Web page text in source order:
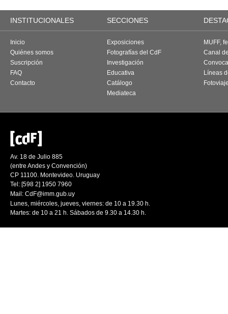
INSTITUCIONALES SECCIONES
Inicio
Quiénes somos
Suscripción
FAQ
Contacto
Exposiciones
Fotografías del CdF
Investigación
Educativa
Catálogo
Mediateca
MUFF,
Canal
Líneas
Av. 18 de Julio 885
(entre Andes y Convención)
CP 11100. Montevideo. Uruguay
Tel: [598 2] 1950 7960
Mail: CdF@imm.gub.uy
Lunes, miércoles, jueves, viernes: de 10 a 19.30 h.
Martes: de 10 a 21 h. Sábados de 9.30 a 14.30 h.